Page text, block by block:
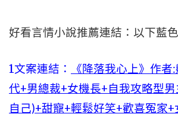
好看言情小說推薦連結：以下藍
1文案連結：
《降落我心上》作
代+男總裁+女機長+自我攻略型
自己)+甜寵+輕鬆好笑+歡喜冤家+